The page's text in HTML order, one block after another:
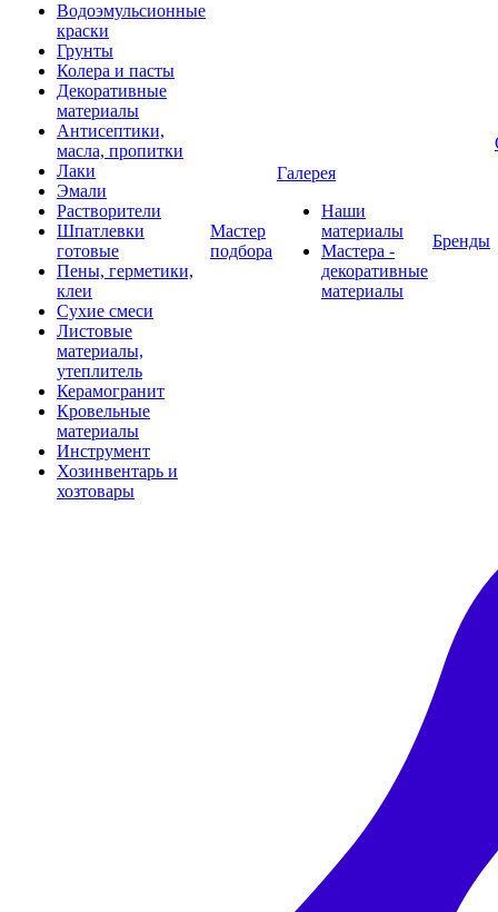
Водоэмульсионные
краски
Грунты
Колера и пасты
Декоративные
материалы
Антисептики,
масла, пропитки
Лаки
Эмали
Растворители
Шпатлевки
готовые
Пены, герметики,
клеи
Сухие смеси
Листовые
материалы,
утеплитель
Керамогранит
Кровельные
материалы
Инструмент
Хозинвентарь и
хозтовары
Мастер
подбора
Галерея
Наши
материалы
Мастера -
декоративные
материалы
Бренды